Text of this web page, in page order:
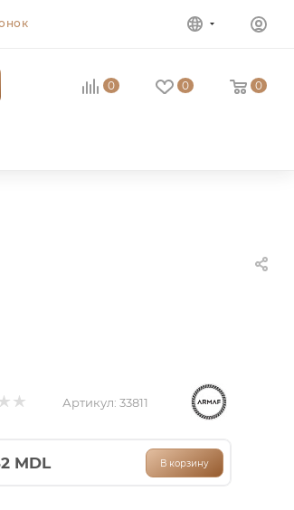
0 0 0
Артикул: 33811
MDL В корзину